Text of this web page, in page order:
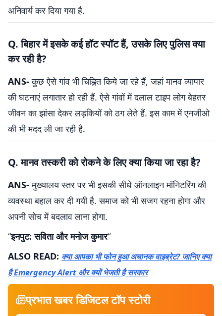
अनिवार्य कर दिया गया है.
Q. बिहार में इसके कई हॉट स्पॉट हैं, उसके लिए पुलिस क्या
कर रही है?
ANS-कुछ ऐसे गांव भी चिह्नित किये जा रहे हैं, जहां मानव व्यापार
की घटनाएं लगातार हो रही हैं. ऐसे गांवों में दलाल टाइप लोग बेहतर
जीवन का झांसा देकर लड़कियों को ठग लेते हैं. इस काम में एनजीओ
की भी मदद ली जा रही है.
Q. मानव तस्करी को रोकने के लिए क्या किया जा रहा है?
ANS-मुख्यालय स्तर पर भी इसकी सीधे ऑनलाइन मॉनिटरिंग की
व्यवस्था बहाल कर दी गयी है. समाज को भी सजग रहना होगा और
अपनी सोच में बदलाव लाना होगा.
“इनपुट: सविता और मनोज कुमार“
ALSO READ: क्या आपका भी फोन हुआ अचानक वाइब्रेट? जानिए क्या
है Emergency Alert और क्यों भेजती है सरकार
प्रभात खबर डिजिटल टॉप स्टोरी